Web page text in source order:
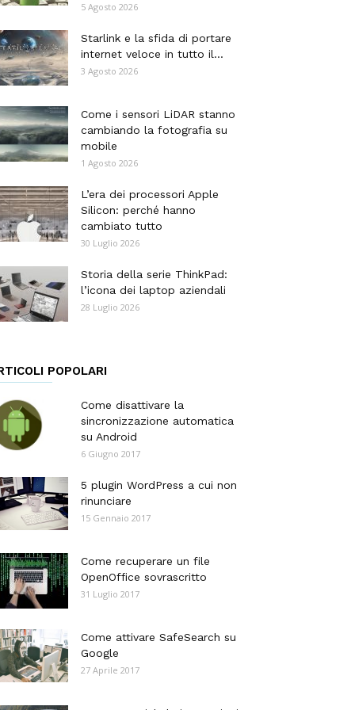
5 Agosto 2026
Starlink e la sfida di portare
internet veloce in tutto il...
3 Agosto 2026
Come i sensori LiDAR stanno
cambiando la fotografia su
mobile
1 Agosto 2026
L’era dei processori Apple
Silicon: perché hanno
cambiato tutto
30 Luglio 2026
Storia della serie ThinkPad:
l’icona dei laptop aziendali
28 Luglio 2026
POPOLARI
Come disattivare la
sincronizzazione automatica
su Android
6 Giugno 2017
5 plugin WordPress a cui non
rinunciare
15 Gennaio 2017
Come recuperare un file
OpenOffice sovrascritto
31 Luglio 2017
Come attivare SafeSearch su
Google
27 Aprile 2017